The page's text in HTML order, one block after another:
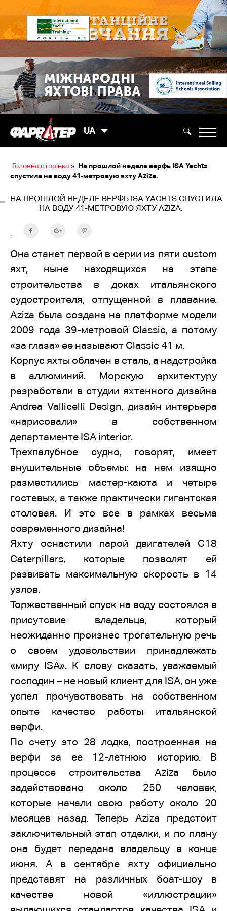
UA
Головна сторінка » На прошлой неделе верфь ISA Yachts
спустила на воду 41-метровую яхту Aziza.
НА ПРОШЛОЙ НЕДЕЛЕ ВЕРФЬ ISA YACHTS СПУСТИЛА
НА ВОДУ 41-МЕТРОВУЮ ЯХТУ AZIZA.
:
Она станет первой в серии из пяти custom
яхт, ныне находящихся на этапе
строительства в доках итальянского
судостроителя, отпущенной в плавание.
Aziza была создана на платформе модели
2009 года 39-метровой Classic, а потому
«за глаза» ее называют Classic 41 м.
Корпус яхты облачен в сталь, а надстройка
в аллюминий. Морскую архитектуру
разработали в студии яхтенного дизайна
Andrea Vallicelli Design, дизайн интерьера
«нарисовали» в собственном
департаменте ISA interior.
Трехпалубное судно, говорят, имеет
внушительные объемы: на нем изящно
разместились мастер-каюта и четыре
гостевых, а также практически гигантская
столовая. И это все в рамках весьма
современного дизайна!
Яхту оснастили парой двигателей C18
Caterpillars, которые позволят ей
развивать максимальную скорость в 14
узлов.
Торжественный спуск на воду состоялся в
присутсвие владельца, который
неожиданно произнес трогательную речь
о своем удовольствии принадлежать
«миру ISA». К слову сказать, уважаемый
господин – не новый клиент для ISA, он уже
успел прочувствовать на собственном
опыте качество работы итальянской
верфи.
По счету это 28 лодка, построенная на
верфи за ее 12-летнюю историю. В
процессе строительства Aziza было
задействовано около 250 человек,
которые начали свою работу около 20
месяцев назад. Теперь Aziza предстоит
заключительный этап отделки, и по плану
она будет передана владельцу в конце
июня. А в сентябре яхту официально
представят на различных боат-шоу в
качестве новой «иллюстрации»